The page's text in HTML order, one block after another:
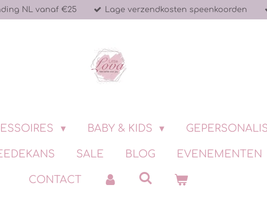
NL vanaf €25 Lage verzendkosten speenkoorden
BABY & KIDS
SALE BLOG EVENEMENTEN
CONTACT